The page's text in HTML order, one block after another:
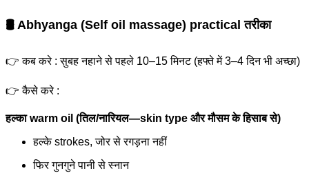
🛢️ Abhyanga (Self oil massage) practical तरीका
👉 कब करे : सुबह नहाने से पहले 10–15 मिनट (हफ्ते में 3–4 दिन भी अच्छा)
👉 कैसे करे :
हल्का warm oil (तिल/नारियल—skin type और मौसम के हिसाब से)
हल्के strokes, जोर से रगड़ना नहीं
फिर गुनगुने पानी से स्नान